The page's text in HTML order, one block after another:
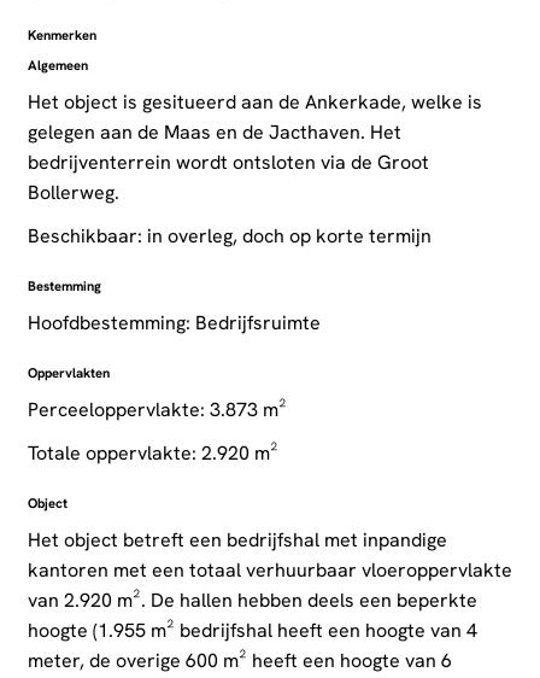
Kenmerken
Algemeen
Het object is gesitueerd aan de Ankerkade, welke is
gelegen aan de Maas en de Jacthaven. Het
bedrijventerrein wordt ontsloten via de Groot
Bollerweg.
Beschikbaar: in overleg, doch op korte termijn
Bestemming
Hoofdbestemming: Bedrijfsruimte
Oppervlakten
Perceeloppervlakte: 3.873 m²
Totale oppervlakte: 2.920 m²
Object
Het object betreft een bedrijfshal met inpandige
kantoren met een totaal verhuurbaar vloeroppervlakte
van 2.920 m². De hallen hebben deels een beperkte
hoogte (1.955 m² bedrijfshal heeft een hoogte van 4
meter, de overige 600 m² heeft een hoogte van 6